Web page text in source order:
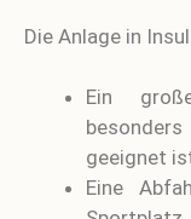
Die Anlage in
Ein
geeignet
Eine